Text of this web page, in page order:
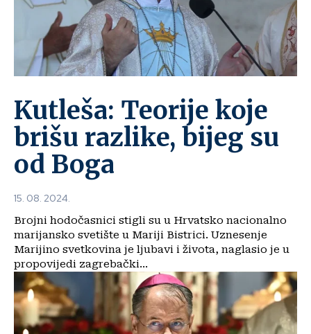
Kutleša: Teorije koje
brišu razlike, bijeg su
od Boga
15. 08. 2024.
Brojni hodočasnici stigli su u Hrvatsko nacionalno
marijansko svetište u Mariji Bistrici. Uznesenje
Marijino svetkovina je ljubavi i života, naglasio je u
propovijedi zagrebački...